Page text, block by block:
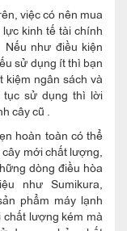
việc có nên mua
kinh tế tài chính
như điều kiện
sử dụng ít thì bạn
kiệm ngân sách và
tục sử dụng thì lời
cây cũ .
hoàn toàn có thể
mới chất lượng,
dòng điều hòa
như Sumikura,
phẩm máy lạnh
lượng kém mà